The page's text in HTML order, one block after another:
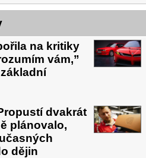
na kritiky
vám,”
dvakrát
plánovalo,
dějin